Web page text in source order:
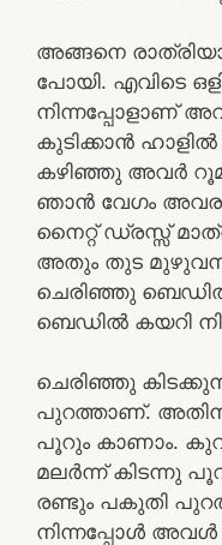
അങ്ങനെ
പോയി. എവിടെ
നിന്നപ്പോളാണ്
കുടിക്കാൻ
കഴിഞ്ഞു അവർ
ഞാൻ വേഗം
നൈറ്റ്‌ ഡ്രസ്സ്‌
അതും തുട
ചെരിഞ്ഞു
ബെഡിൽ കയറി
ചെരിഞ്ഞു
പുറത്താണ്.
പൂറും കാണാം.
മലർന്ന് കിടന്നു
രണ്ടും പകുതി
നിന്നപ്പോൾ അവൾ